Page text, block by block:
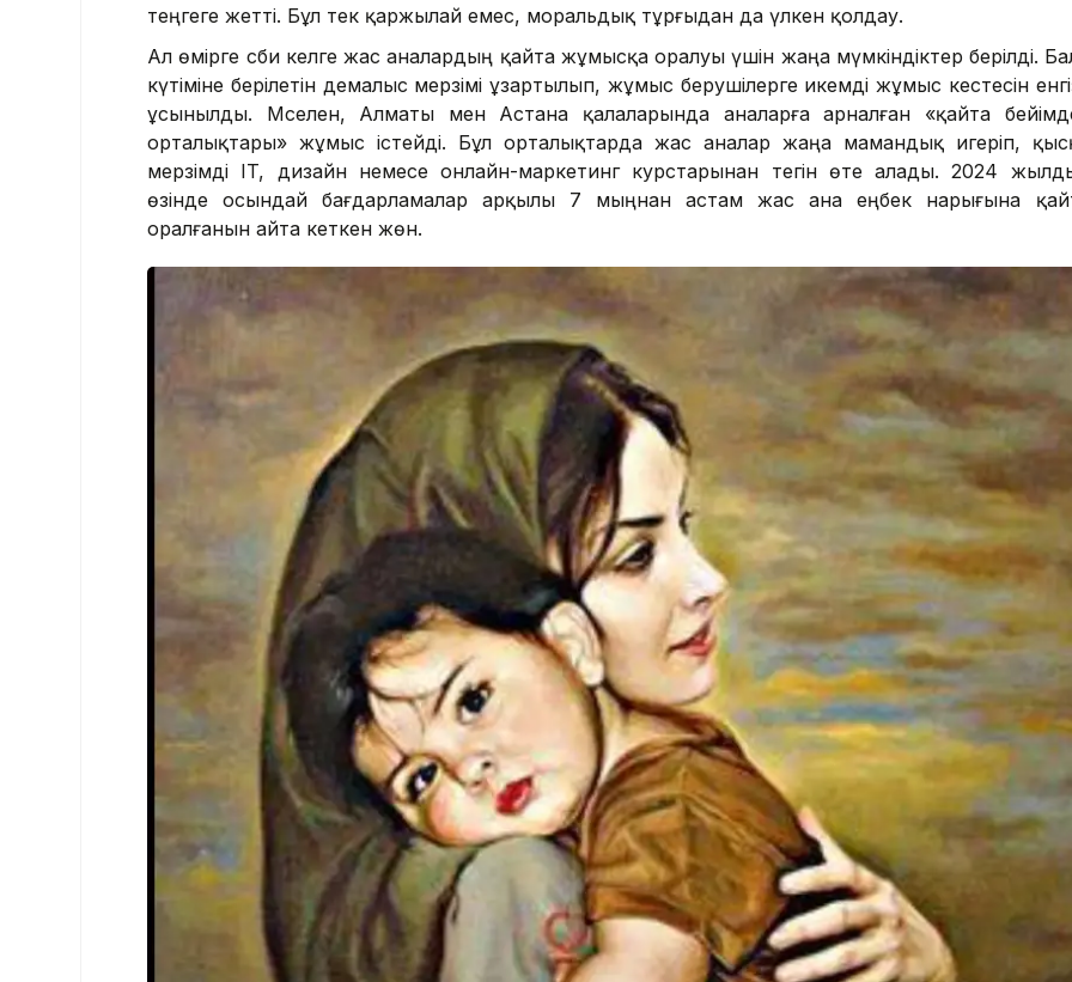
теңгеге жетті. Бұл тек қаржылай емес, моральдық тұрғыдан да үлкен қолдау.
Ал өмірге сәби әкелге жас аналардың қайта жұмысқа оралуы үшін жаңа мүмкіндіктер берілді.
күтіміне берілетін демалыс мерзімі ұзартылып, жұмыс берушілерге икемді жұмыс кестесін
ұсынылды. Мәселен, Алматы мен Астана қалаларында аналарға арналған «қайта
орталықтары» жұмыс істейді. Бұл орталықтарда жас аналар жаңа мамандық игеріп,
мерзімді IT, дизайн немесе онлайн-маркетинг курстарынан тегін өте алады. 2024
өзінде осындай бағдарламалар арқылы 7 мыңнан астам жас ана еңбек нарығына
оралғанын айта кеткен жөн.